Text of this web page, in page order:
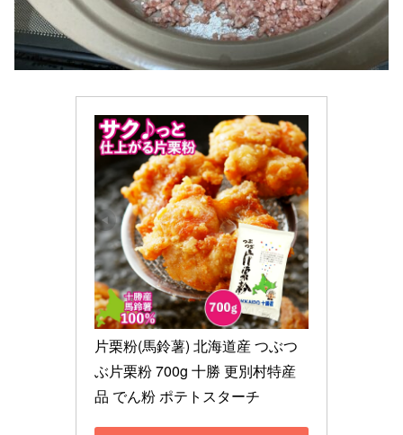
片栗粉(馬鈴薯) 北海道産 つぶつ
ぶ片栗粉 700g 十勝 更別村特産
品 でん粉 ポテトスターチ